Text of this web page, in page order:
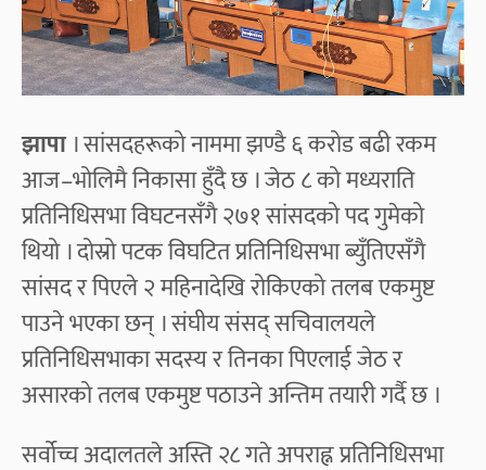
झापा । सांसदहरूको नाममा झण्डै ६ करोड बढी रकम
आज–भोलिमै निकासा हुँदै छ । जेठ ८ को मध्यराति
प्रतिनिधिसभा विघटनसँगै २७१ सांसदको पद गुमेको
थियो । दोस्रो पटक विघटित प्रतिनिधिसभा ब्युँतिएसँगै
सांसद र पिएले २ महिनादेखि रोकिएको तलब एकमुष्ट
पाउने भएका छन् । संघीय संसद् सचिवालयले
प्रतिनिधिसभाका सदस्य र तिनका पिएलाई जेठ र
असारको तलब एकमुष्ट पठाउने अन्तिम तयारी गर्दै छ ।
सर्वोच्च अदालतले अस्ति २८ गते अपराह्न प्रतिनिधिसभा